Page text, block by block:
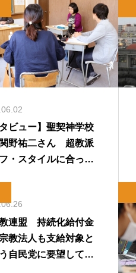
タビュー】聖契神学校
野祐二さん 超教派
・スタイルに合った
教連盟 持続化給付金
教法人も支給対象と
自民党に要望してい